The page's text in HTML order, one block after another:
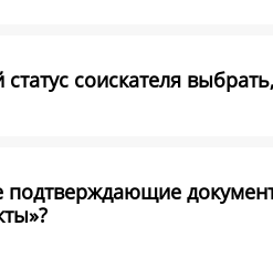
статус соискателя
подтверждающие